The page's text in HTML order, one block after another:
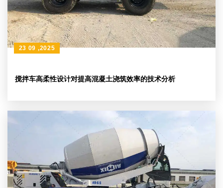
搅拌车高柔性设计对提高混凝土浇筑效率的技术分析
23 09 ,2025